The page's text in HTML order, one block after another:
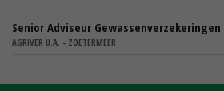
Senior Adviseur Gewassenverzekeringen
AGRIVER U.A. - ZOETERMEER